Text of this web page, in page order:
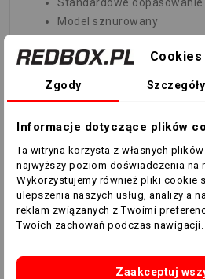
Model sznurowany
Tekstylna wyściółka
Podeszwa zewnętrzna
Kolor produktu: Purple
Lemon
Kod produktu: JI0886
TABELA
40
40
Cookies
Zgody Szczegóły
Informacje dotyczące plików
Ta witryna korzysta z własnych
najwyższy poziom doświadczenia na
Wykorzystujemy również pliki cookie
ulepszenia naszych usług, analizy a
reklam związanych z Twoimi
Twoich zachowań podczas nawigacji.
Zaakceptuj